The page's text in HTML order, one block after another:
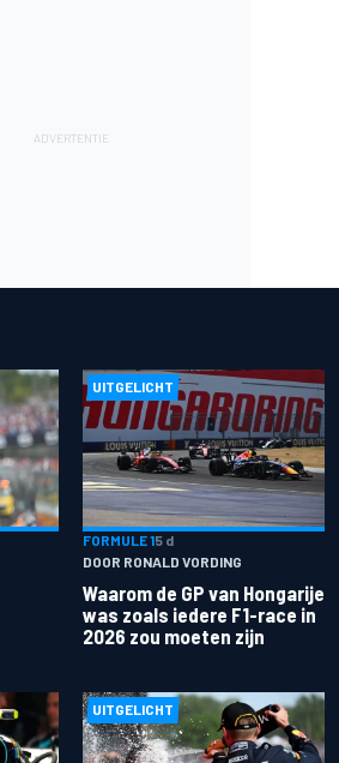
UITGELICHT
FORMULE 15 d
DOOR RONALD VORDING
Waarom de GP van Hongarije
was zoals iedere F1-race in
2026 zou moeten zijn
UITGELICHT